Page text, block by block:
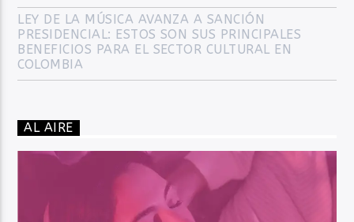
LEY DE LA MÚSICA AVANZA A SANCIÓN
PRESIDENCIAL: ESTOS SON SUS PRINCIPALES
BENEFICIOS PARA EL SECTOR CULTURAL EN
COLOMBIA
AL AIRE